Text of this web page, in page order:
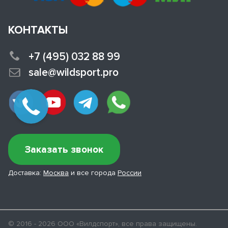
КОНТАКТЫ
+7 (495) 032 88 99
sale@wildsport.pro
Заказать звонок
Доставка: Москва и все города России
© 2016 - 2026 ООО «Вилдспорт», все права защищены.